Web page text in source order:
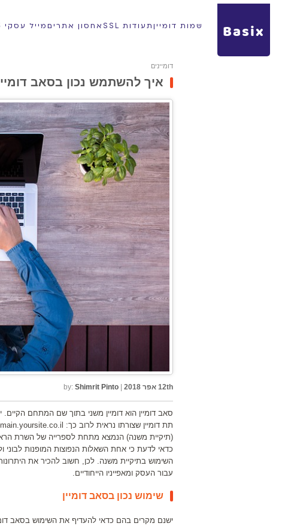
Basix שמות דומייןתעודות SSL אחסון אתריםמייל עסקי 365
דומיינים
איך להשתמש נכון בסאב
12th אפר 2018 by: Shimrit Pinto
סאב דומיין הוא דומיין משני בתוך שם המתחם הקיים.
(תיקיית משנה) הנמצא מתחת לספרייה של השרת
כדאי לדעת כי אחת השאלות הנפוצות המופנות
השימוש בתיקיית משנה. לכן, חשוב להכיר את
עבור העסק ומאפייניו הייחודיים.
שימוש נכון בסאב דומיין
ישנם מקרים בהם כדאי להעדיף את השימוש בסאב